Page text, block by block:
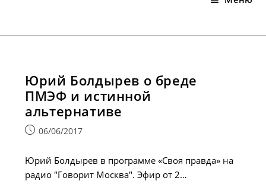
Юрий Болдырев о бреде
ПМЭФ и истинной
альтернативе
Запись06/06/2017
Юрий Болдырев в программе «Своя правда» на
радио "Гoворит Москва". Эфир от 2…